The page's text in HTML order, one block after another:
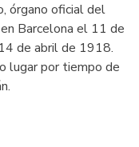
órgano oficial del
Barcelona el 11 de
de abril de 1918.
lugar por tiempo de